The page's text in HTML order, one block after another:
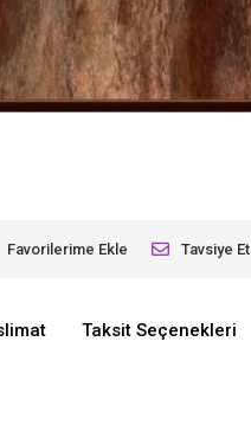
Favorilerime Ekle Tavsiye Et
Taksit Seçenekleri